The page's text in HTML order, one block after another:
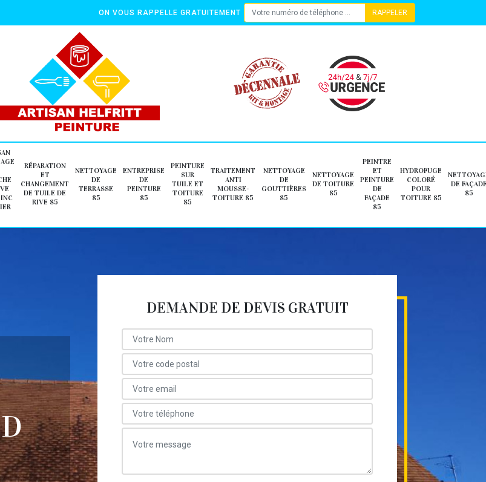
ON VOUS RAPPELLE GRATUITEMENT
RÉPARATION
ET
CHANGEMENT
DE TUILE DE
RIVE 85
NETTOYAGE
DE
TERRASSE
85
ENTREPRISE
DE
PEINTURE
85
PEINTURE
SUR
TUILE ET
TOITURE
85
TRAITEMENT
ANTI
MOUSSE-
TOITURE 85
NETTOYAGE
DE
GOUTTIÈRES
85
NETTOYAGE
DE TOITURE
85
PEINTRE
ET
PEINTURE
DE
FAÇADE
85
HYDROFUGE
COLORÉ
POUR
TOITURE 85
DE
85
DEMANDE DE DEVIS GRATUIT